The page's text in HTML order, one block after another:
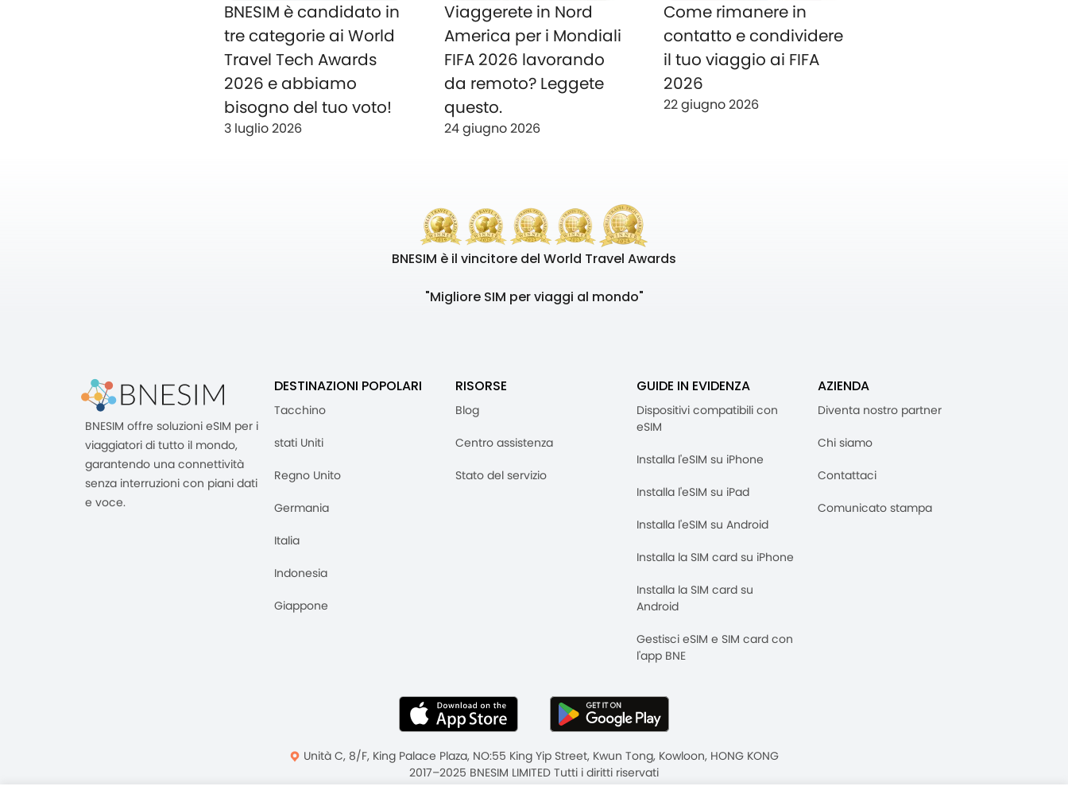
BNESIM è candidato in
tre categorie ai World
Travel Tech Awards
2026 e abbiamo
bisogno del tuo voto!
3 luglio 2026
Viaggerete in Nord
America per i Mondiali
FIFA 2026 lavorando
da remoto? Leggete
questo.
24 giugno 2026
Come rimanere in
contatto e condividere
il tuo viaggio ai FIFA
2026
22 giugno 2026
BNESIM è il vincitore del World Travel Awards
"Migliore SIM per viaggi al mondo"
BNESIM offre soluzioni eSIM per i
viaggiatori di tutto il mondo,
garantendo una connettività
senza interruzioni con piani dati
e voce.
DESTINAZIONI POPOLARI
Tacchino
stati Uniti
Regno Unito
Germania
Italia
Indonesia
Giappone
RISORSE
Blog
Centro assistenza
Stato del servizio
GUIDE IN EVIDENZA
Dispositivi compatibili con
eSIM
Installa l'eSIM su iPhone
Installa l'eSIM su iPad
Installa l'eSIM su Android
Installa la SIM card su iPhone
Installa la SIM card su
Android
Gestisci eSIM e SIM card con
l'app BNE
AZIENDA
Diventa nostro partner
Chi siamo
Contattaci
Comunicato stampa
Unità C, 8/F, King Palace Plaza, NO:55 King Yip Street, Kwun Tong, Kowloon, HONG KONG
2017–2025 BNESIM LIMITED Tutti i diritti riservati